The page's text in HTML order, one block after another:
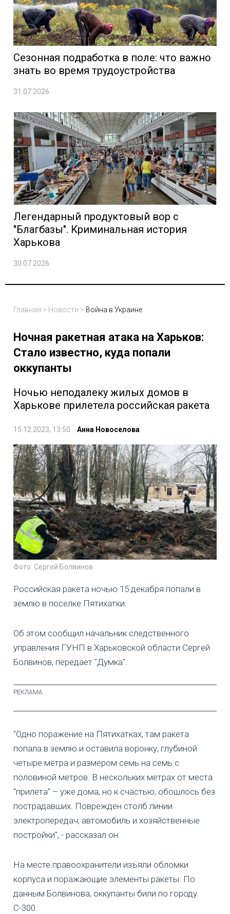
Сезонная подработка в поле: что важно
знать во время трудоустройства
31.07.2026
Легендарный продуктовый вор с
"Благбазы". Криминальная история
Харькова
30.07.2026
Главная > Новости > Война в Украине
Ночная ракетная атака на Харьков:
Стало известно, куда попали
оккупанты
Ночью неподалеку жилых домов в
Харькове прилетела российская ракета
15.12.2023, 13:50 Анна Новоселова
Фото: Сергей Болвинов
Российская ракета ночью 15 декабря попали в
землю в поселке Пятихатки.
Об этом сообщил начальник следственного
управления ГУНП в Харьковской области Сергей
Болвинов, передает "Думка".
"Одно поражение на Пятихатках, там ракета
попала в землю и оставила воронку, глубиной
четыре метра и размером семь на семь с
половиной метров. В нескольких метрах от места
"прилета" – уже дома, но к счастью, обошлось без
пострадавших. Поврежден столб линии
электропередач, автомобиль и хозяйственные
постройки", - рассказал он.
На месте правоохранители изъяли обломки
корпуса и поражающие элементы ракеты. По
данным Болвинова, оккупанты били по городу
С-300.